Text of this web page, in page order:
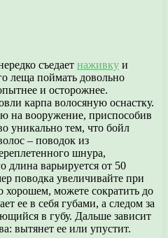
съедает наживку и
леща поймать довольно
и осторожнее.
карпа волосяную оснастку.
на вооружение, приспособив
уникально тем, что бойл
– поводок из
шнура,
варьируется от 50
поводка увеличивайте при
хорошем, можете сократить до
ее в себя губами, а следом за
в губу. Дальше зависит
вытянет ее или упустит.